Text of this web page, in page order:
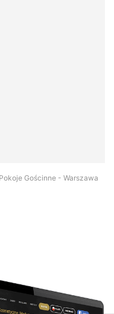
Gościnne - Warszawa